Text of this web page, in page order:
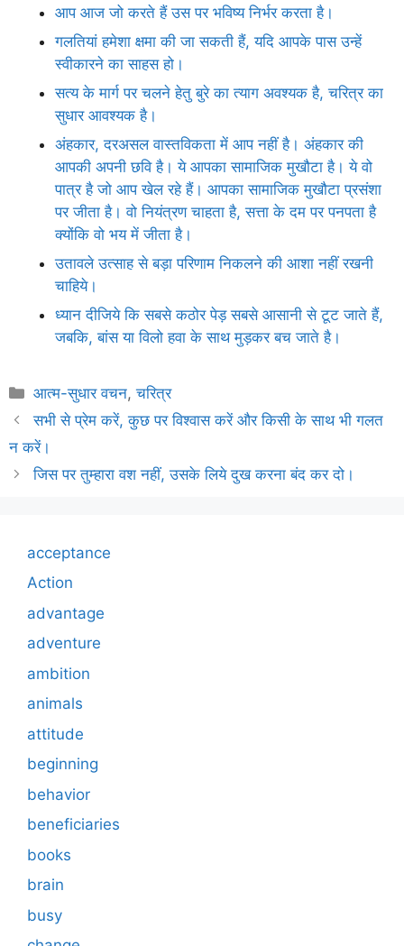
आप आज जो करते हैं उस पर भविष्य निर्भर करता है।
गलतियां हमेशा क्षमा की जा सकती हैं, यदि आपके पास उन्हें
स्वीकारने का साहस हो।
सत्य के मार्ग पर चलने हेतु बुरे का त्याग अवश्यक है, चरित्र का
सुधार आवश्यक है।
अंहकार, दरअसल वास्तविकता में आप नहीं है। अंहकार की
आपकी अपनी छवि है। ये आपका सामाजिक मुखौटा है। ये वो
पात्र है जो आप खेल रहे हैं। आपका सामाजिक मुखौटा प्रसंशा
पर जीता है। वो नियंत्रण चाहता है, सत्ता के दम पर पनपता है
क्योंकि वो भय में जीता है।
उतावले उत्साह से बड़ा परिणाम निकलने की आशा नहीं रखनी
चाहिये।
ध्यान दीजिये कि सबसे कठोर पेड़ सबसे आसानी से टूट जाते हैं,
जबकि, बांस या विलो हवा के साथ मुड़कर बच जाते है।
Categories
आत्म-सुधार वचन,चरित्र
सभी से प्रेम करें, कुछ पर विश्वास करें और किसी के साथ भी गलत
न करें।
जिस पर तुम्हारा वश नहीं, उसके लिये दुख करना बंद कर दो।
acceptance
Action
advantage
adventure
ambition
animals
attitude
beginning
behavior
beneficiaries
books
brain
busy